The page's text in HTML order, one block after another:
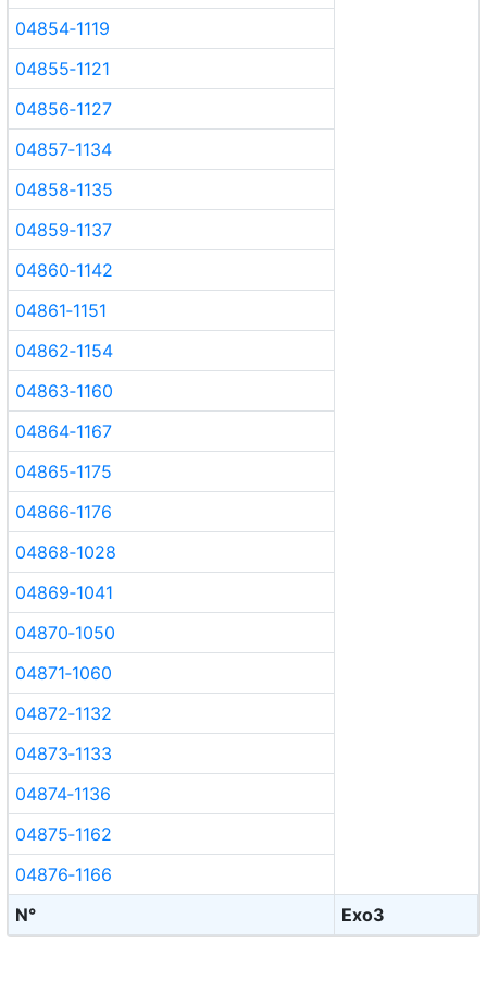
N° Exo3
04854‑1119
04855‑1121
04856‑1127
04857‑1134
04858‑1135
04859‑1137
04860‑1142
04861‑1151
04862‑1154
04863‑1160
04864‑1167
04865‑1175
04866‑1176
04868‑1028
04869‑1041
04870‑1050
04871‑1060
04872‑1132
04873‑1133
04874‑1136
04875‑1162
04876‑1166